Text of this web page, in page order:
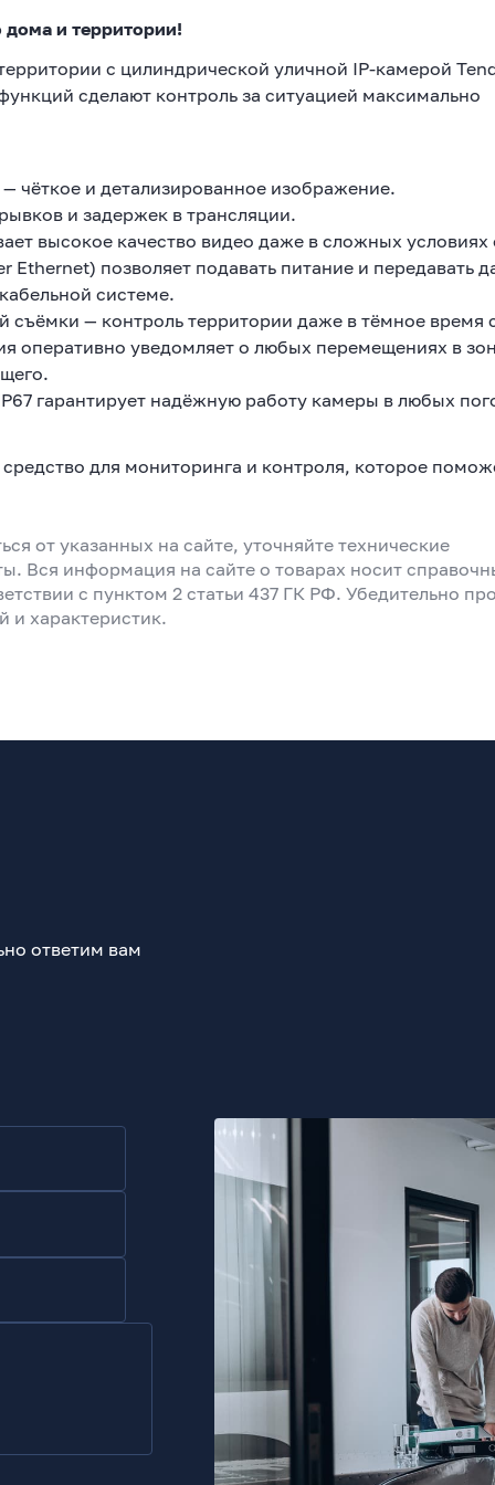
дома и территории!
с цилиндрической уличной IP-камерой
сделают контроль за ситуацией максимально
чёткое и детализированное изображение.
и задержек в трансляции.
высокое качество видео даже в сложных
Ethernet) позволяет подавать питание и передавать
системе.
— контроль территории даже в тёмное время
оперативно уведомляет о любых перемещениях в
гарантирует надёжную работу камеры в любых
для мониторинга и контроля, которое
от указанных на сайте, уточняйте технические
Вся информация на сайте о товарах носит
с пунктом 2 статьи 437 ГК РФ. Убедительно
и характеристик.
ответим вам